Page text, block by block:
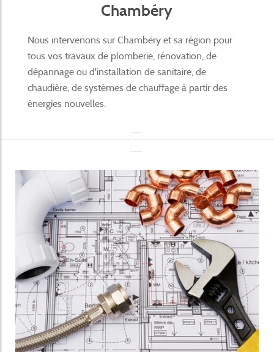
Chambéry
Nous intervenons sur Chambéry et sa région pour
tous vos travaux de plomberie, rénovation, de
dépannage ou d'installation de sanitaire, de
chaudière, de systèmes de chauffage à partir des
énergies nouvelles.